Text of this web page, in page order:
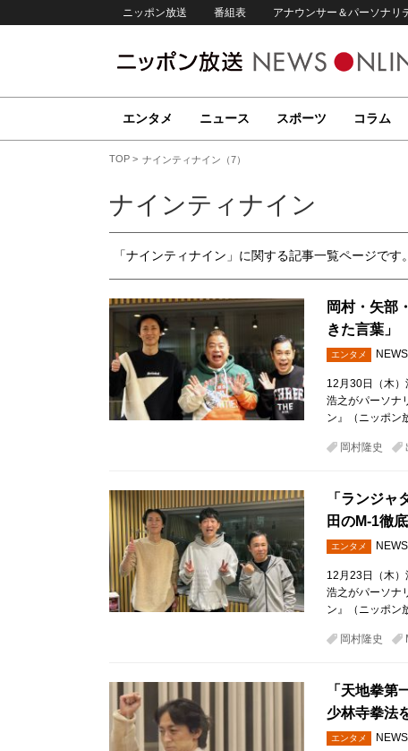
ニッポン放送 番組表 アナウンサー＆パーソナリ
エンタメ ニュース スポーツ コラム
TOP ナインティナイン（7）
ナインティナイン
「ナインティナイン」に関する記事一覧ページです。
岡村・矢部
きた言葉」
エンタメ
12月30日（木
浩之がパーソナ
ン』（ニッポン
岡村隆史
「ランジ
田のM-1徹
エンタメ
12月23日（木
浩之がパーソナ
ン』（ニッポン
岡村隆史
「天地拳
少林寺拳法
エンタメ